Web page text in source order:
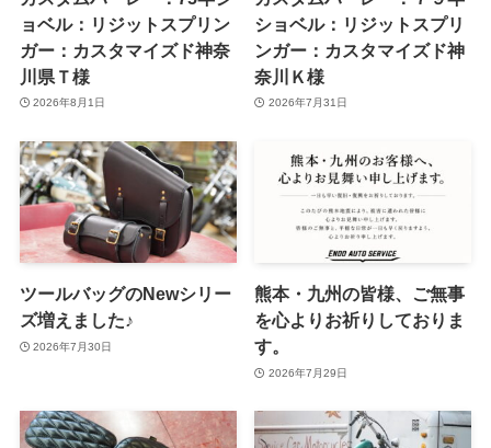
ョベル：リジットスプリン
ガー：カスタマイズド神奈
川県Ｔ様
2026年8月1日
ショベル：リジットスプリ
ンガー：カスタマイズド神
奈川Ｋ様
2026年7月31日
ツールバッグのNewシリー
ズ増えました♪
2026年7月30日
熊本・九州の皆様、ご無事
を心よりお祈りしておりま
す。
2026年7月29日